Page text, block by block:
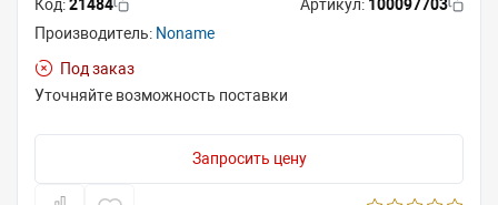
Код:21484 Артикул: 100097703
Производитель: Noname
Под заказ
Уточняйте возможность поставки
Запросить цену